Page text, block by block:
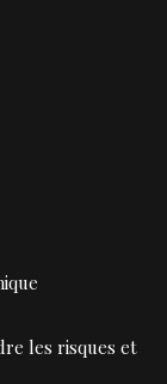
les risques et